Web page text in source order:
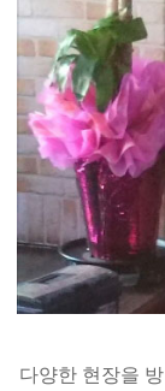
다양한 현장을